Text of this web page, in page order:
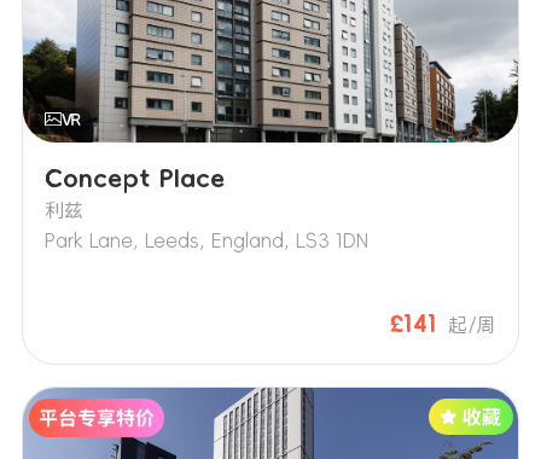
Concept Place
利兹
Park Lane, Leeds, England, LS3 1DN
£141 起/周